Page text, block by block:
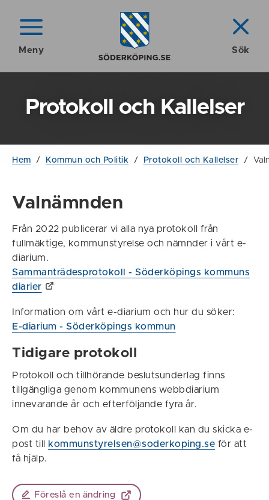
Meny Sök
Protokoll och Kallelser
Hem / Kommun och Politik / Protokoll och Kallelser /
Valnämnden
Från 2022 publicerar vi alla nya protokoll från
fullmäktige, kommunstyrelse och nämnder i vårt e-
diarium.
Sammanträdesprotokoll - Söderköpings kommuns
diarier
Information om vårt e-diarium och hur du söker:
E-diarium - Söderköpings kommun
Tidigare protokoll
Protokoll och tillhörande beslutsunderlag finns
tillgängliga genom kommunens webbdiarium
innevarande år och efterföljande fyra år.
Om du har behov av äldre protokoll kan du skicka e-
post till
kommunstyrelsen@soderkoping.se för att
få hjälp.
Föreslå en ändring